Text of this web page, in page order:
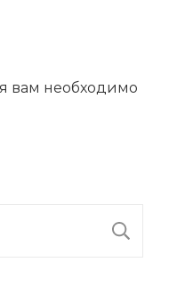
вам необходимо